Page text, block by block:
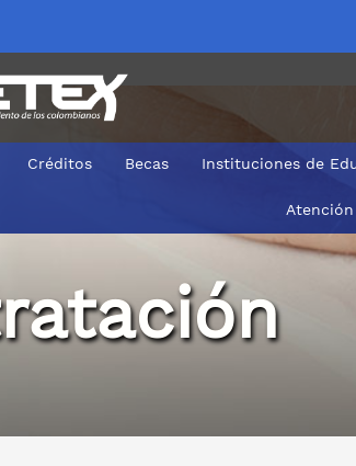
Créditos Becas Instituciones de